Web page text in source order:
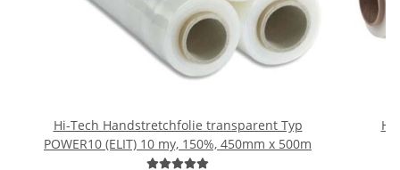
Hi-Tech Handstretchfolie transparent Typ
POWER10 (ELIT) 10 my, 150%, 450mm x 500m